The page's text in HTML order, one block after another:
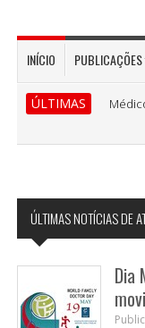
INÍCIO PUBLICAÇÕES
ÚLTIMAS
ÚLTIMAS NOTÍCIAS DE
Dia